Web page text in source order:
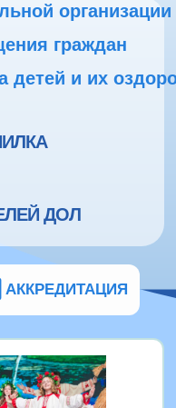
организации
граждан
детей и их
ДОЛ
АККРЕДИТАЦИЯ